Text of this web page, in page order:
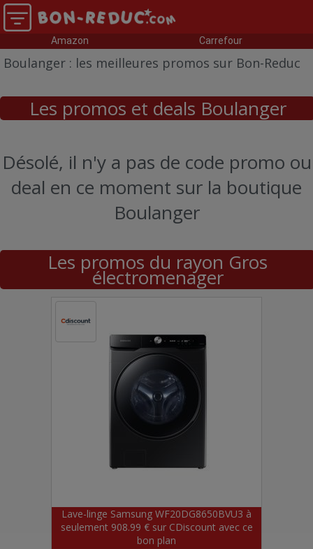
Amazon Carrefour
Boulanger : les meilleures promos sur Bon-Reduc
Les promos et deals Boulanger
Désolé, il n'y a pas de code promo ou
deal en ce moment sur la boutique
Boulanger
Les promos du rayon Gros
électromenager
Lave-linge Samsung WF20DG8650BVU3 à
seulement 908.99 € sur CDiscount avec ce
bon plan